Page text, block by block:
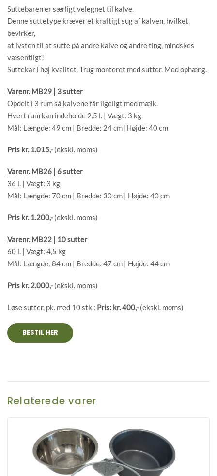
Suttebaren er særligt velegnet til kalve.
Denne suttetype kræver et kraftigt sug af kalven, hvilket
bevirker,
at lysten til at sutte på andre kalve og andre ting, mindskes
væsentligt!
Suttekar i høj kvalitet. Trug monteret med sutter. Med ophæng.
Varenr. MB29 | 3 sutter
Opdelt i 3 rum så kalvene får ligeligt med mælk.
Hvert rum kan indeholde 2,5 l. | Vægt: 3 kg
Mål: Længde: 49 cm | Bredde: 24 cm |Højde: 40 cm
Pris kr. 1.015,- (ekskl. moms)
Varenr. MB26 | 6 sutter
36 l. | Vægt: 3 kg
Mål: Længde: 70 cm | Bredde: 30 cm | Højde: 40 cm
Pris kr. 1.200,- (ekskl. moms)
Varenr. MB22 | 10 sutter
60 l. | Vægt: 4,5 kg
Mål: Længde: 84 cm | Bredde: 47 cm | Højde: 44 cm
Pris kr. 2.000,- (ekskl. moms)
Løse sutter, pk. med 10 stk.: Pris: kr. 400,- (ekskl. moms)
BESTIL HER
Relaterede varer